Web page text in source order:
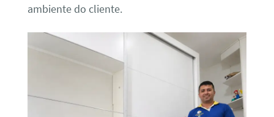
ambiente do cliente.